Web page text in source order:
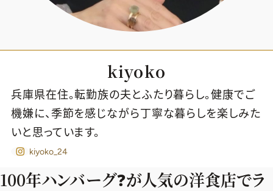
kiyoko
兵庫県在住。転勤族の夫とふたり暮らし。健康でご
機嫌に、季節を感じながら丁寧な暮らしを楽しみた
いと思っています。
kiyoko_24
100年ハンバーグ❓が人気の洋食店でラ